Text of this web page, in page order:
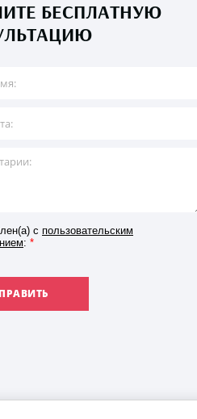
БЕСПЛАТНУЮ
с пользовательским
: *